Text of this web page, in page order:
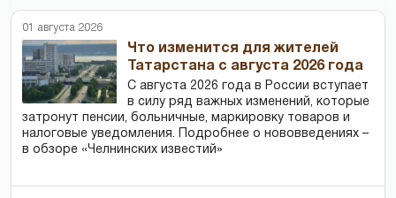
01 августа 2026
Что изменится для жителей
Татарстана с августа 2026 года
С августа 2026 года в России вступает
в силу ряд важных изменений, которые
затронут пенсии, больничные, маркировку товаров и
налоговые уведомления. Подробнее о нововведениях –
в обзоре «Челнинских известий»